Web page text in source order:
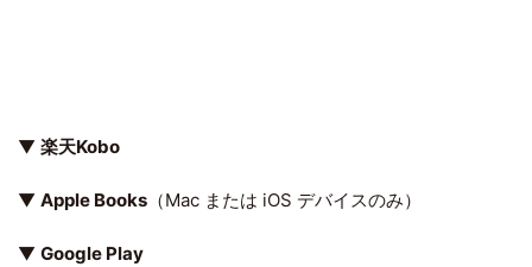
▼ 楽天Kobo
▼ Apple Books （Mac または iOS デバイスのみ）
▼ Google Play